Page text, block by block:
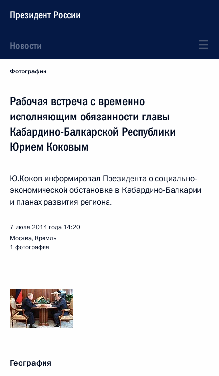
Президент России
Новости
Фотографии
Рабочая встреча с временно
исполняющим обязанности главы
Кабардино-Балкарской Республики
Юрием Коковым
Ю.Коков информировал Президента о социально-
экономической обстановке в Кабардино-Балкарии
и планах развития региона.
7 июля 2014 года 14:20
Москва, Кремль
1 фотография
География